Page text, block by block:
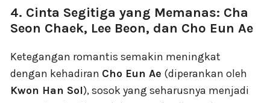
4. Cinta Segitiga yang Memanas: Cha
Seon Chaek, Lee Beon, dan Cho Eun Ae
Ketegangan romantis semakin meningkat
dengan kehadiran Cho Eun Ae (diperankan oleh
Kwon Han Sol), sosok yang seharusnya menjadi